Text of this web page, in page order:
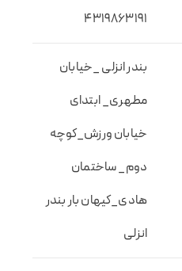
4319863191
بندر انزلی _خیابان
مطهری_ ابتدای
خیابان ورزش_کوچه
دوم_ ساختمان
هادی_کیهان بار بندر
انزلی